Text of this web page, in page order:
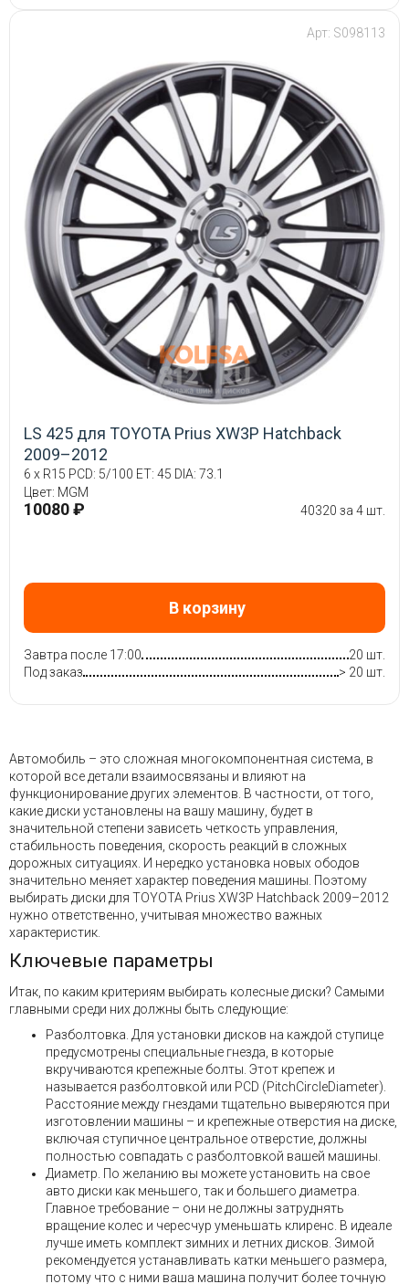
Арт: S098113
LS 425 для TOYOTA Prius XW3P Hatchback
2009–2012
6 x R15 PCD: 5/100 ET: 45 DIA: 73.1
Цвет: MGM
10080 ₽ 40320 за 4 шт.
В корзину
Завтра после 17:00
20 шт.
Под заказ
> 20 шт.
Автомобиль – это сложная многокомпонентная система, в
которой все детали взаимосвязаны и влияют на
функционирование других элементов. В частности, от того,
какие диски установлены на вашу машину, будет в
значительной степени зависеть четкость управления,
стабильность поведения, скорость реакций в сложных
дорожных ситуациях. И нередко установка новых ободов
значительно меняет характер поведения машины. Поэтому
выбирать диски для TOYOTA Prius XW3P Hatchback 2009–2012
нужно ответственно, учитывая множество важных
характеристик.
Ключевые параметры
Итак, по каким критериям выбирать колесные диски? Самыми
главными среди них должны быть следующие:
Разболтовка. Для установки дисков на каждой ступице
предусмотрены специальные гнезда, в которые
вкручиваются крепежные болты. Этот крепеж и
называется разболтовкой или PCD (PitchCircleDiameter).
Расстояние между гнездами тщательно выверяются при
изготовлении машины – и крепежные отверстия на диске,
включая ступичное центральное отверстие, должны
полностью совпадать с разболтовкой вашей машины.
Диаметр. По желанию вы можете установить на свое
авто диски как меньшего, так и большего диаметра.
Главное требование – они не должны затруднять
вращение колес и чересчур уменьшать клиренс. В идеале
лучше иметь комплект зимних и летних дисков. Зимой
рекомендуется устанавливать катки меньшего размера,
потому что с ними ваша машина получит более точную